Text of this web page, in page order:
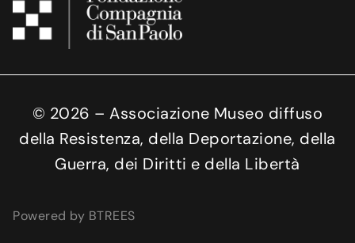
© 2026 – Associazione Museo diffuso
della Resistenza, della Deportazione, della
Guerra, dei Diritti e della Libertà
Powered by BTREES